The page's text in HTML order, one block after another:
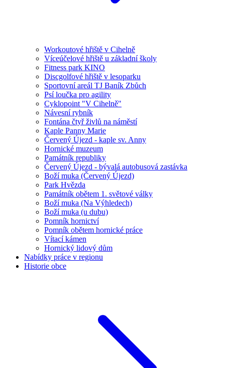
Workoutové hřiště v Cihelně
Víceúčelové hřiště u základní školy
Fitness park KINO
Discgolfové hřiště v lesoparku
Sportovní areál TJ Baník Zbůch
Psí loučka pro agility
Cyklopoint "V Cihelně"
Návesní rybník
Fontána čtyř živlů na náměstí
Kaple Panny Marie
Červený Újezd - kaple sv. Anny
Hornické muzeum
Památník republiky
Červený Újezd - bývalá autobusová zastávka
Boží muka (Červený Újezd)
Park Hvězda
Památník obětem 1. světové války
Boží muka (Na Výhledech)
Boží muka (u dubu)
Pomník hornictví
Pomník obětem hornické práce
Vítací kámen
Hornický lidový dům
Nabídky práce v regionu
Historie obce